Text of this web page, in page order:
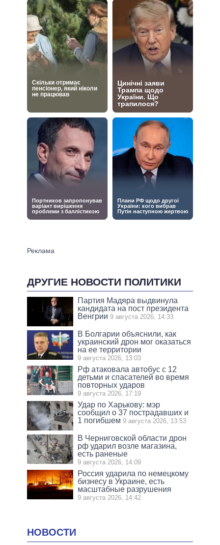
ДРУГИЕ НОВОСТИ ПОЛИТИКИ
Партия Мадяра выдвинула
кандидата на пост президента
Венгрии 9 августа 2026, 14:33
В Болгарии объяснили, как
украинский дрон мог оказаться
на ее территории
9 августа 2026, 13:03
Рф атаковала автобус с 12
детьми и спасателей во время
повторных ударов
9 августа 2026, 17:19
Удар по Харькову: мэр
сообщил о 37 пострадавших и
1 погибшем 9 августа 2026, 13:53
В Черниговской области дрон
рф ударил возле магазина,
есть раненые
9 августа 2026, 14:09
Россия ударила по немецкому
бизнесу в Украине, есть
масштабные разрушения
9 августа 2026, 14:42
НОВОСТИ